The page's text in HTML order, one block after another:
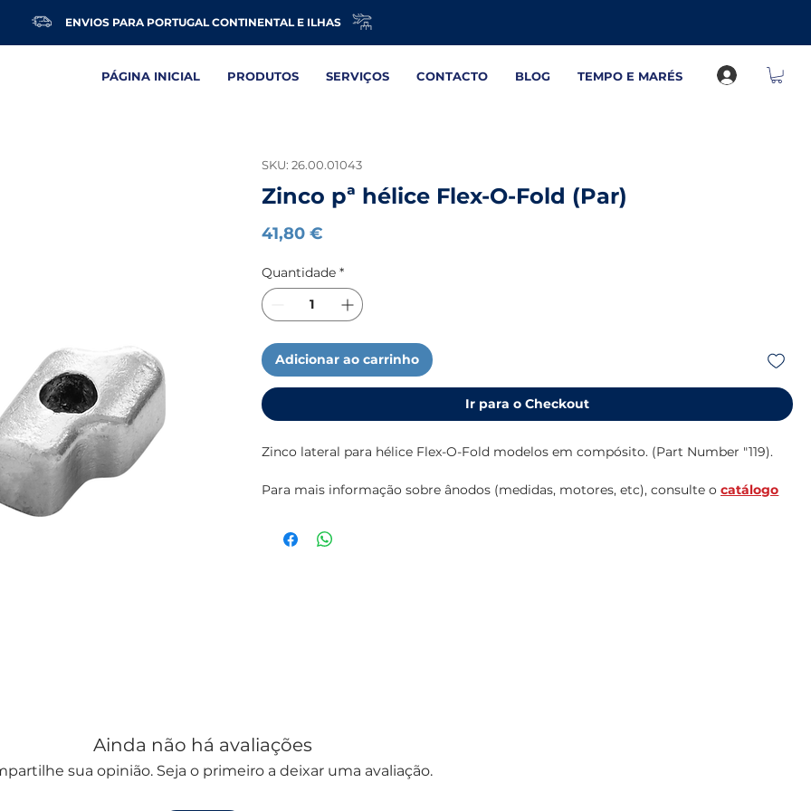
ENVIOS PARA PORTUGAL CONTINENTAL E ILHAS
PÁGINA INICIAL PRODUTOS SERVIÇOS CONTACTO BLOG TEMPO E MARÉS
SKU: 26.00.01043
Zinco pª hélice Flex-O-Fold (Par)
41,80 €
Quantidade *
Adicionar ao carrinho
Ir para o Checkout
Zinco lateral para hélice Flex-O-Fold modelos em compósito. (Part Number "119).
Para mais informação sobre ânodos (medidas, motores, etc), consulte ocatálogo
Ainda não há avaliações
sua opinião. Seja o primeiro a deixar uma avaliação.